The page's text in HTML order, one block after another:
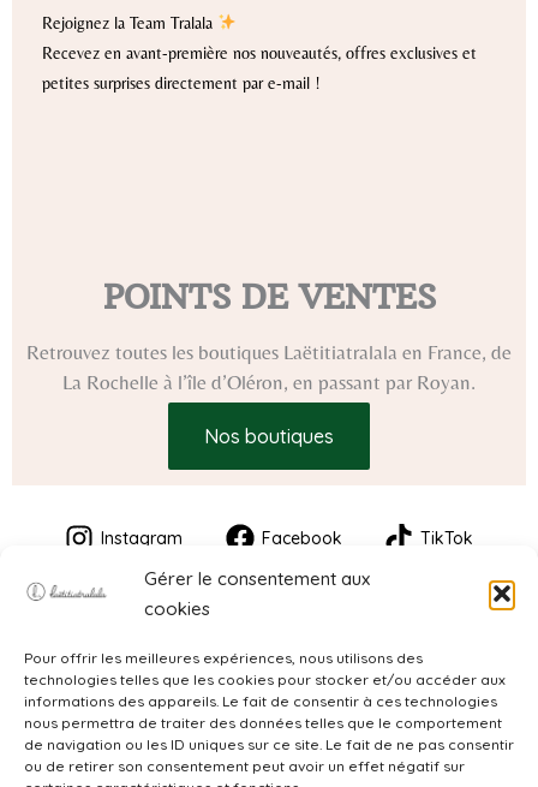
Gérer le consentement aux
cookies
Pour offrir les meilleures expériences, nous utilisons des
technologies telles que les cookies pour stocker et/ou accéder aux
informations des appareils. Le fait de consentir à ces technologies
nous permettra de traiter des données telles que le comportement
de navigation ou les ID uniques sur ce site. Le fait de ne pas consentir
ou de retirer son consentement peut avoir un effet négatif sur
Rejoignez la Team Tralala
Recevez en avant-première nos nouveautés, offres exclusives et
petites surprises directement par e-mail !
POINTS DE VENTES
Retrouvez toutes les boutiques Laëtitiatralala en France, de
La Rochelle à l’île d’Oléron, en passant par Royan.
Nos boutiques
Instagram Facebook TikTok
CGV